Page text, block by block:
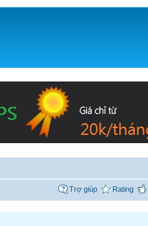
Trợ giúp Rating